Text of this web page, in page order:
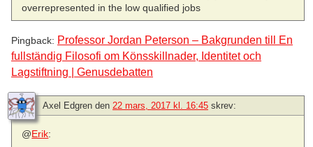
overrepresented in the low qualified jobs
Pingback: Professor Jordan Peterson – Bakgrunden till En
fullständig Filosofi om Könsskillnader, Identitet och
Lagstiftning | Genusdebatten
Axel Edgren den 22 mars, 2017 kl. 16:45 skrev:
@Erik: